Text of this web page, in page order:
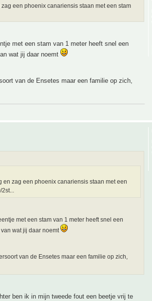
een phoenix canariensis staan met een stam
met een stam van 1 meter heeft snel een
wat jij daar noemt
van de Ensetes maar een familie op zich,
zag een phoenix canariensis staan met een
2st...
met een stam van 1 meter heeft snel een
wat jij daar noemt
van de Ensetes maar een familie op zich,
ben ik in mijn tweede fout een beetje vrij te